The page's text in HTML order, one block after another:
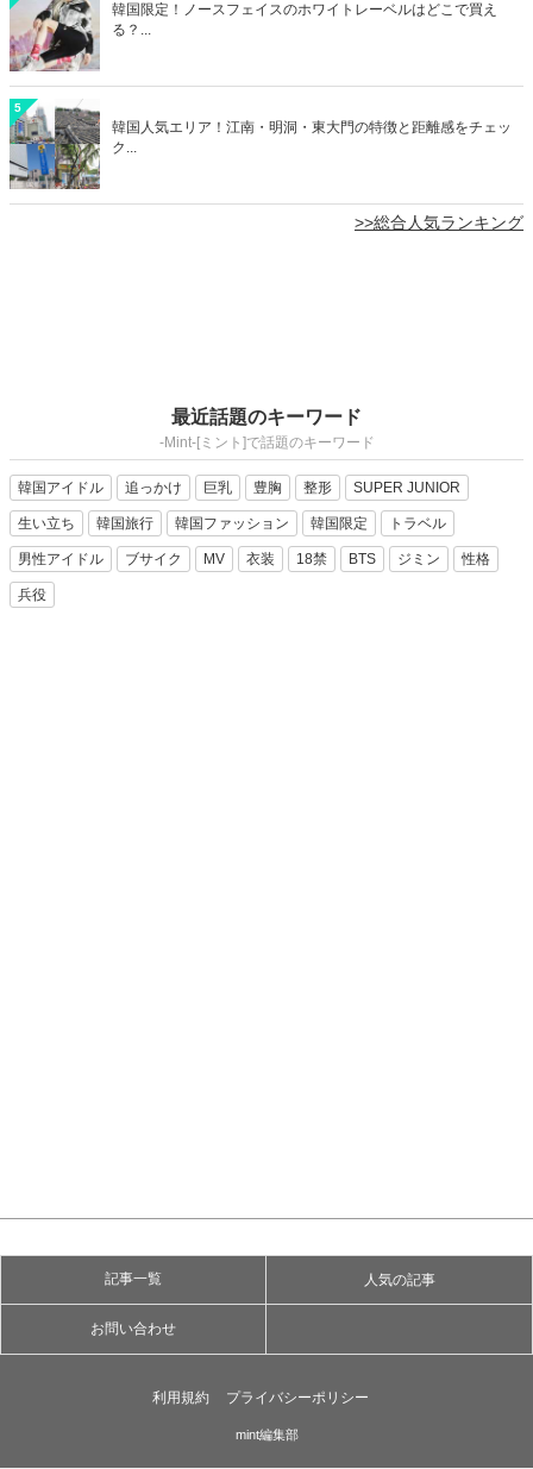
韓国限定！ノースフェイスのホワイトレーベルはどこで買え
る？...
5
韓国人気エリア！江南・明洞・東大門の特徴と距離感をチェッ
ク...
>>総合人気ランキング
最近話題のキーワード
-Mint-[ミント]で話題のキーワード
韓国アイドル 追っかけ 巨乳 豊胸 整形 SUPER JUNIOR
生い立ち 韓国旅行 韓国ファッション 韓国限定 トラベル
男性アイドル ブサイク MV 衣装 18禁 BTS ジミン 性格
兵役
記事一覧 人気の記事
お問い合わせ
利用規約 プライバシーポリシー
mint編集部